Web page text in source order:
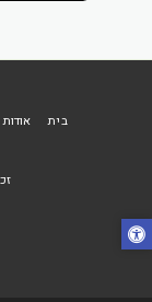
בית אודות